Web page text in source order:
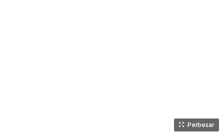
Perbesar